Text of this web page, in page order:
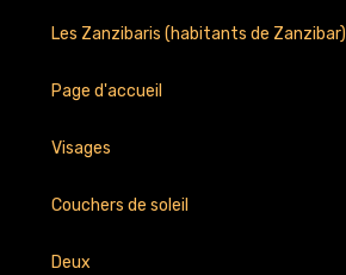
Les Zanzibaris (habitants de Zanzibar)
Page d'accueil
Visages
Couchers de soleil
Deux